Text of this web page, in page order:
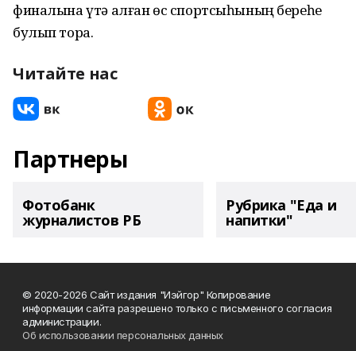
финалына үтә алған өс спортсыһының береһе
булып тора.
Читайте нас
Партнеры
Фотобанк
журналистов РБ
Рубрика "Еда и
напитки"
© 2020-2026 Сайт издания "Иэйгор" Копирование
информации сайта разрешено только с письменного согласия
администрации.
Об использовании персональных данных